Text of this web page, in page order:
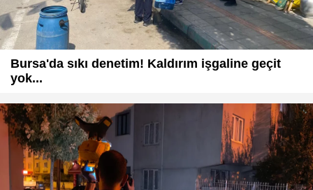
Bursa'da sıkı denetim! Kaldırım işgaline geçit
yok...